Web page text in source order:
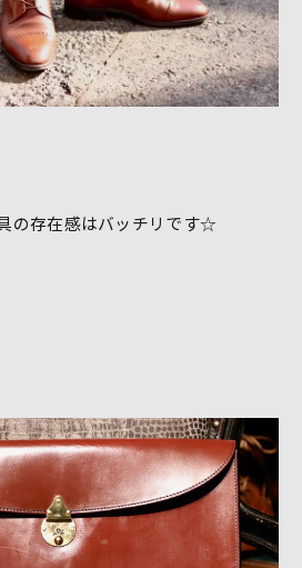
の存在感はバッチリです☆